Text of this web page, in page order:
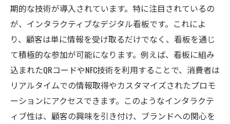
期的な技術が導入されています。特に注目されているの
が、インタラクティブなデジタル看板です。これによ
り、顧客は単に情報を受け取るだけでなく、看板を通じ
て積極的な参加が可能になります。例えば、看板に組み
込まれたQRコードやNFC技術を利用することで、消費者は
リアルタイムでの情報取得やカスタマイズされたプロモ
ーションにアクセスできます。このようなインタラクテ
ィブ性は、顧客の興味を引き付け、ブランドへの関心を